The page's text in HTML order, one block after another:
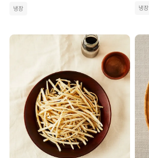
냉장 냉장